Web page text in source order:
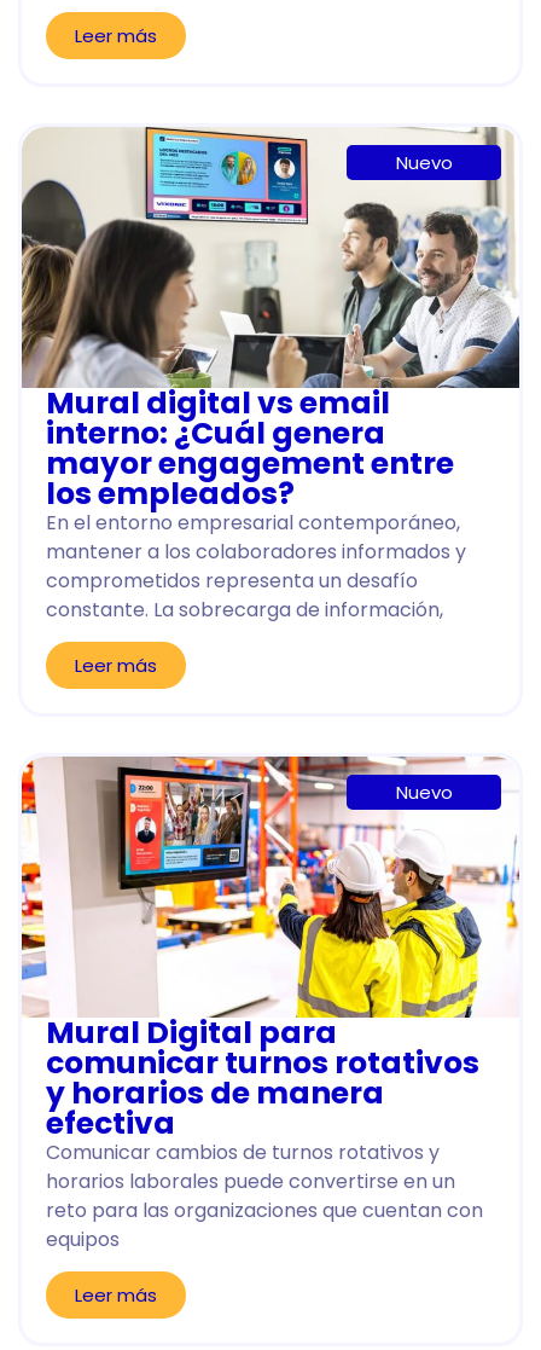
Leer más
Nuevo
Mural digital vs email
interno: ¿Cuál genera
mayor engagement entre
los empleados?
En el entorno empresarial contemporáneo,
mantener a los colaboradores informados y
comprometidos representa un desafío
constante. La sobrecarga de información,
Leer más
Nuevo
Mural Digital para
comunicar turnos rotativos
y horarios de manera
efectiva
Comunicar cambios de turnos rotativos y
horarios laborales puede convertirse en un
reto para las organizaciones que cuentan con
equipos
Leer más